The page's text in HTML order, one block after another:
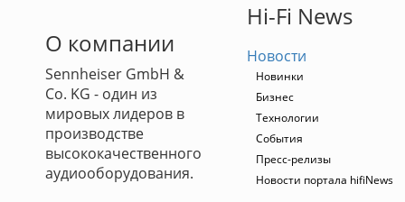
О компании
Sennheiser GmbH &
Co. KG - один из
мировых лидеров в
производстве
высококачественного
аудиооборудования.
Hi-Fi News
Новости
Новинки
Бизнес
Технологии
События
Пресс-релизы
Новости портала hifiNews